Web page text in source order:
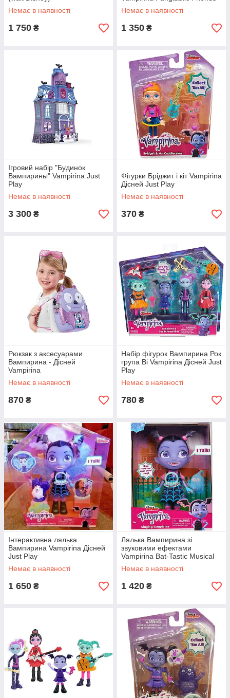
Немає в наявності
1 750 ₴
Just Play
Немає в наявності
1 350 ₴
Ігровий набір "Будинок
Вампирины" Vampirina Just
Play
Немає в наявності
3 300 ₴
Фігурки Бріджит і кіт Vampirina
Дісней Just Play
Немає в наявності
370 ₴
Рюкзак з аксесуарами
Вампирина - Дісней
Vampirina
Немає в наявності
870 ₴
Набір фігурок Вампирина Рок
група Ві Vampirina Дісней Just
Play
Немає в наявності
780 ₴
Інтерактивна лялька
Вампирина Vampirina Дісней
Just Play
Немає в наявності
1 650 ₴
Лялька Вампирина зі
звуковими ефектами
Vampirina Bat-Tastic Musical
Just Play
Немає в наявності
1 420 ₴